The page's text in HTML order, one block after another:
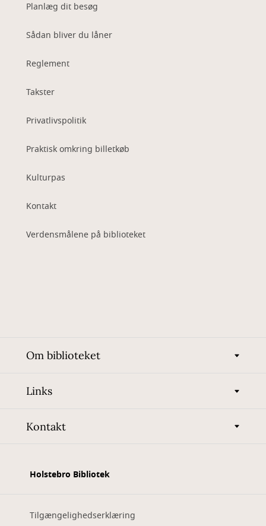
Planlæg dit besøg
Sådan bliver du låner
Reglement
Takster
Privatlivspolitik
Praktisk omkring billetkøb
Kulturpas
Kontakt
Verdensmålene på biblioteket
Om biblioteket
Links
Kontakt
Holstebro Bibliotek
Tilgængelighedserklæring